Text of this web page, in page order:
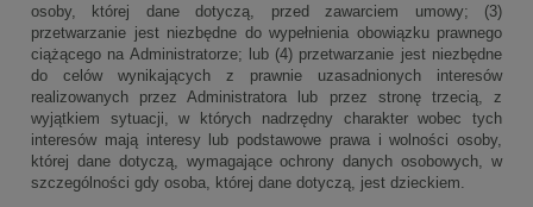
osoby, której dane dotyczą, przed zawarciem umowy; (3)
przetwarzanie jest niezbędne do wypełnienia obowiązku prawnego
ciążącego na Administratorze; lub (4) przetwarzanie jest niezbędne
do celów wynikających z prawnie uzasadnionych interesów
realizowanych przez Administratora lub przez stronę trzecią, z
wyjątkiem sytuacji, w których nadrzędny charakter wobec tych
interesów mają interesy lub podstawowe prawa i wolności osoby,
której dane dotyczą, wymagające ochrony danych osobowych, w
szczególności gdy osoba, której dane dotyczą, jest dzieckiem.